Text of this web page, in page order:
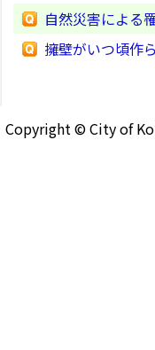
自然災害による
擁壁がいつ頃作
Copyright © City of